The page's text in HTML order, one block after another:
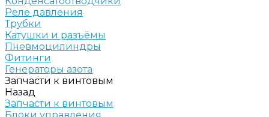
Реле давления
Трубки
Катушки и разъёмы
Пневмоцилиндры
Фитинги
Генераторы азота
Запчасти к винтовым
Назад
Запчасти к винтовым